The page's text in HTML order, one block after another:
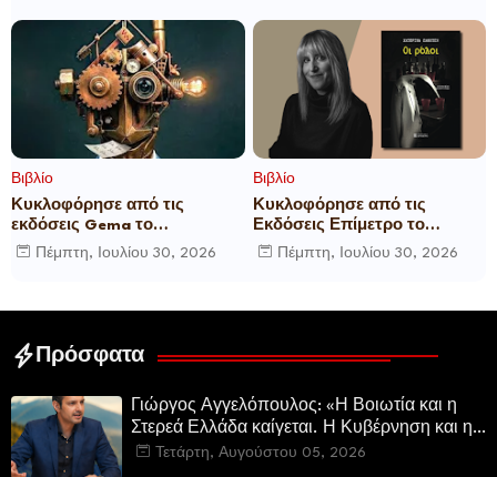
Βιβλίο
Κυκλοφόρησε από τις
εκδόσεις Gema το
μυθιστόρημα του γνωστού
δημοσιογράφου Γεώργιου Θ.
Πέμπτη, Ιουλίου 30, 2026
Βιβλίο
Κυκλοφόρησε από τις
Εκδόσεις Επίμετρο το
αστυνομικό μυθιστόρημα της
Κατερίνας Πανούση Οι ρόλοι
Πέμπτη, Ιουλίου 30, 2026
Πρόσφατα
Γιώργος Αγγελόπουλος: «Η Βοιωτία και η
Στερεά Ελλάδα καίγεται. Η Κυβέρνηση και η
Περιφερειακή Αρχή αυτοθαυμάζονται.»
Τετάρτη, Αυγούστου 05, 2026